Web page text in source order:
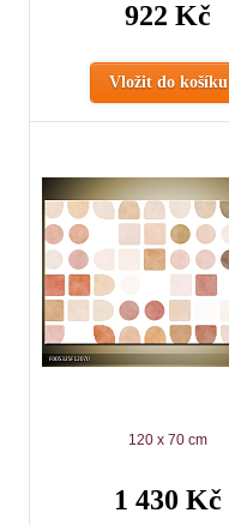
922 Kč
Vložit do košíku
120 x 70 cm
1 430 Kč